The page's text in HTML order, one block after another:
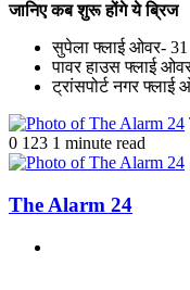
जानिए कब शुरू होंगे ये ब्रिज
सुपेला फ्लाई ओवर- 31
पावर हाउस फ्लाई
ट्रांसपोर्ट नगर
0 123 1 minute read
The Alarm 24